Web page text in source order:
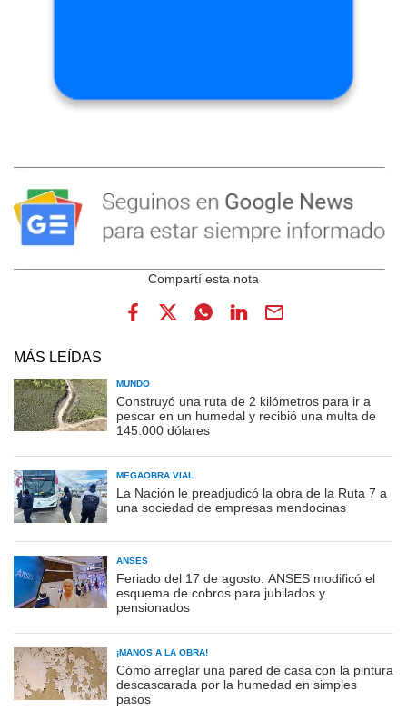
MÁS LEÍDAS
MUNDO
Construyó una ruta de 2 kilómetros para ir a
pescar en un humedal y recibió una multa de
145.000 dólares
MEGAOBRA VIAL
La Nación le preadjudicó la obra de la Ruta 7 a
una sociedad de empresas mendocinas
ANSES
Feriado del 17 de agosto: ANSES modificó el
esquema de cobros para jubilados y
pensionados
¡MANOS A LA OBRA!
Cómo arreglar una pared de casa con la pintura
descascarada por la humedad en simples
pasos